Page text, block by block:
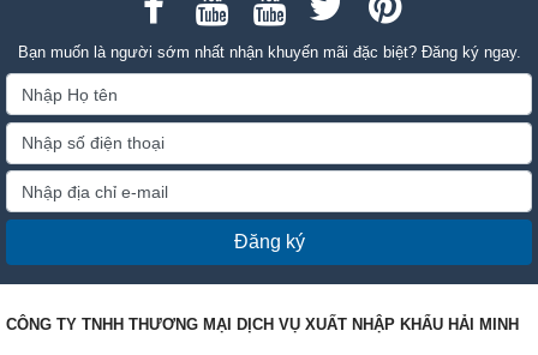
Bạn muốn là người sớm nhất nhận khuyến mãi đặc biệt? Đăng ký ngay.
Đăng ký
CÔNG TY TNHH THƯƠNG MẠI DỊCH VỤ XUẤT NHẬP KHẨU HẢI MINH